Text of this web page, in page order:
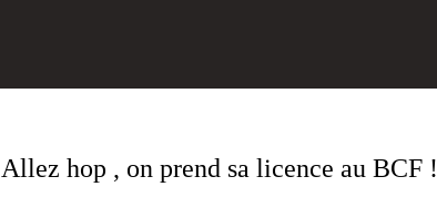
Allez hop , on prend sa licence au BCF !